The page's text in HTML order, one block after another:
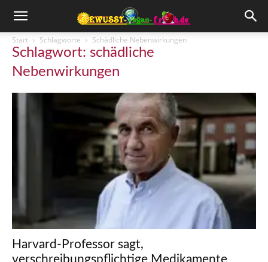
Start Schlagworte Schädliche Nebenwirkungen
Schlagwort: schädliche
Nebenwirkungen
Harvard-Professor sagt,